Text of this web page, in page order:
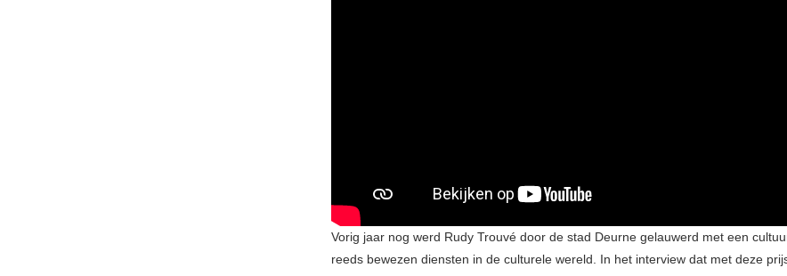
Vorig jaar nog werd Rudy Trouvé door de stad Deurne gelauwerd met een
reeds bewezen diensten in de culturele wereld. In het interview dat met deze